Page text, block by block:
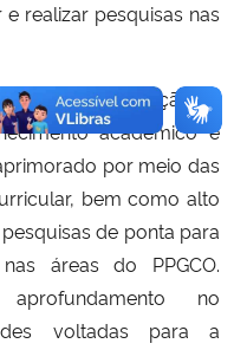
realizar pesquisas nas
se a formação de
acadêmico e
por meio das
bem como alto
de ponta para
áreas do PPGCO.
no
voltadas para a